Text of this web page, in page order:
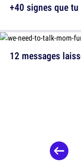
12 messages
+40 signes que